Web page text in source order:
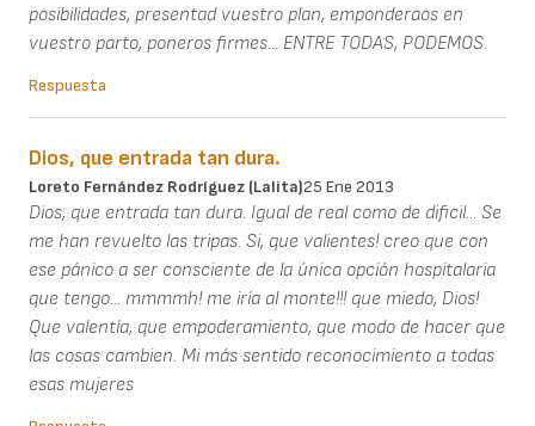
posibilidades, presentad vuestro plan, emponderaos en
vuestro parto, poneros firmes... ENTRE TODAS, PODEMOS.
Respuesta
Dios, que entrada tan dura.
Loreto Fernández Rodríguez (Lalita)25 Ene 2013
Dios, que entrada tan dura. Igual de real como de dificil... Se
me han revuelto las tripas. Si, que valientes! creo que con
ese pánico a ser consciente de la única opción hospitalaria
que tengo... mmmmh! me iría al monte!!! que miedo, Dios!
Que valentía, que empoderamiento, que modo de hacer que
las cosas cambien. Mi más sentido reconocimiento a todas
esas mujeres